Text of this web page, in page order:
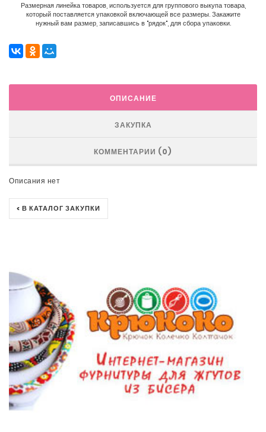
Размерная линейка товаров, используется для группового выкупа товара,
который поставляется упаковкой включающей все размеры. Закажите
нужный вам размер, записавшись в "рядок", для сбора упаковки.
ОПИСАНИЕ
ЗАКУПКА
КОММЕНТАРИИ (0)
Описания нет
< В КАТАЛОГ ЗАКУПКИ